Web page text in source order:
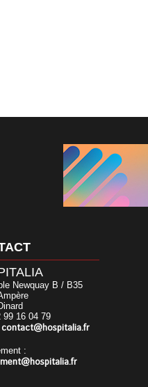
Newquay B / B35
99 16 04 79
contact@hospitalia.fr
: